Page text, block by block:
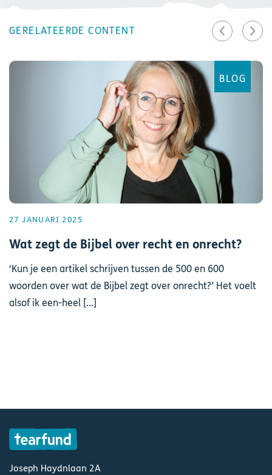
GERELATEERDE CONTENT
BLOG
27 JANUARI 2025
Wat zegt de Bijbel over recht en onrecht?
‘Kun je een artikel schrijven tussen de 500 en 600
woorden over wat de Bijbel zegt over onrecht?’ Het voelt
alsof ik een-heel [...]
Joseph Haydnlaan 2A